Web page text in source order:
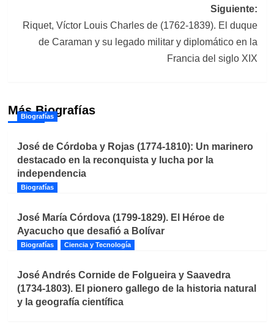
entradas
Siguiente:
Riquet, Víctor Louis Charles de (1762-1839). El duque
de Caraman y su legado militar y diplomático en la
Francia del siglo XIX
Más Biografías
Biografías
José de Córdoba y Rojas (1774-1810): Un marinero
destacado en la reconquista y lucha por la
independencia
Biografías
José María Córdova (1799-1829). El Héroe de
Ayacucho que desafió a Bolívar
Biografías Ciencia y Tecnología
José Andrés Cornide de Folgueira y Saavedra
(1734-1803). El pionero gallego de la historia natural
y la geografía científica